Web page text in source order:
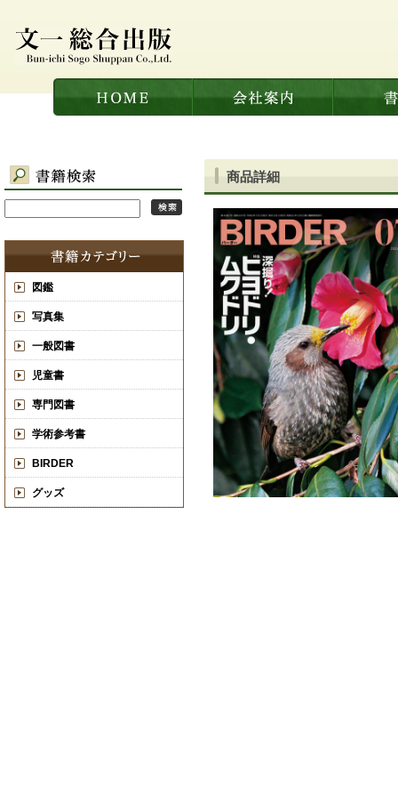
図鑑
写真集
一般図書
児童書
専門図書
学術参考書
BIRDER
グッズ
商品詳細